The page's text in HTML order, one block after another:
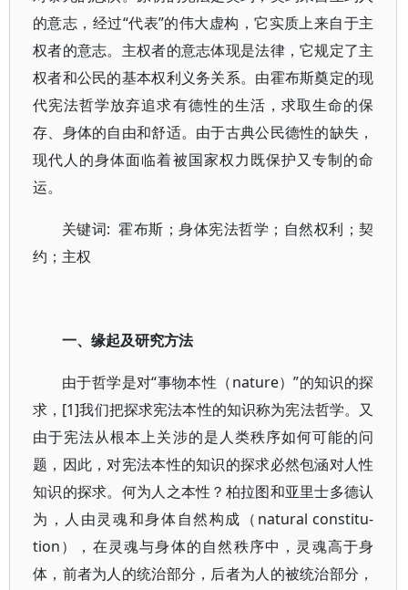
的意志，经过“代表”的伟大虚构，它实质上来自于主
权者的意志。主权者的意志体现是法律，它规定了主
权者和公民的基本权利义务关系。由霍布斯奠定的现
代宪法哲学放弃追求有德性的生活，求取生命的保
存、身体的自由和舒适。由于古典公民德性的缺失，
现代人的身体面临着被国家权力既保护又专制的命
运。
关键词: 霍布斯；身体宪法哲学；自然权利；契
约；主权
一、缘起及研究方法
由于哲学是对“事物本性（nature）”的知识的探
求，[1]我们把探求宪法本性的知识称为宪法哲学。又
由于宪法从根本上关涉的是人类秩序如何可能的问
题，因此，对宪法本性的知识的探求必然包涵对人性
知识的探求。何为人之本性？柏拉图和亚里士多德认
为，人由灵魂和身体自然构成（natural constitu-
tion），在灵魂与身体的自然秩序中，灵魂高于身
体，前者为人的统治部分，后者为人的被统治部分，